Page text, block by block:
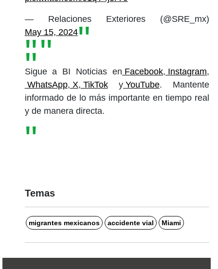
— Relaciones Exteriores (@SRE_mx)
May 15, 2024
Sigue a BI Noticias en Facebook, Instagram,
WhatsApp, X, TikTokyYouTube. Mantente
informado de lo más importante en tiempo real
y de manera directa.
Temas
migrantes mexicanos accidente vial Miami